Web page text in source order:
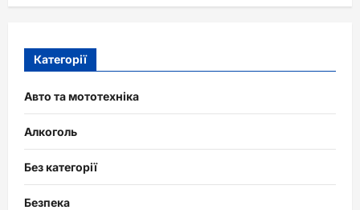
Категорії
Авто та мототехніка
Алкоголь
Без категорії
Безпека